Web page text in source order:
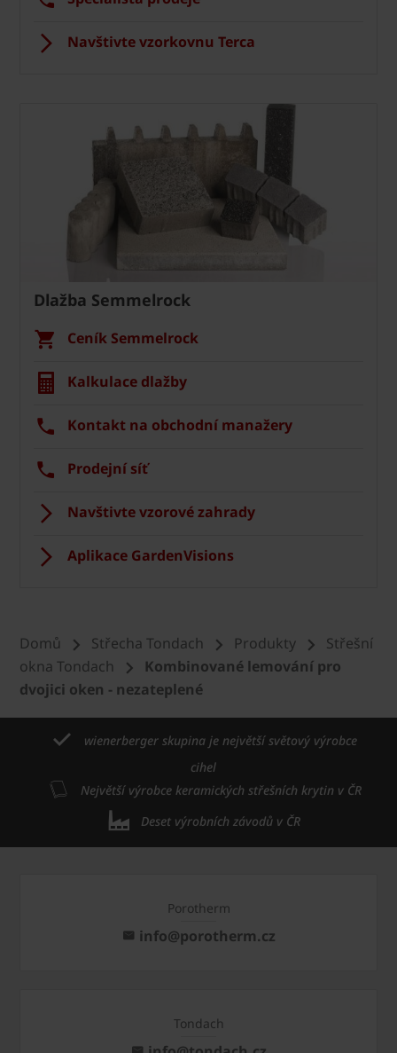
Navštivte vzorkovnu Terca
Dlažba Semmelrock
Ceník Semmelrock
Kalkulace dlažby
Kontakt na obchodní manažery
Prodejní síť
Navštivte vzorové zahrady
Aplikace GardenVisions
Domů Střecha Tondach Produkty
Střešní
okna Tondach
Kombinované lemování pro
dvojici oken - nezateplené
wienerberger skupina je největší světový výrobce
cihel
Největší výrobce keramických střešních krytin v ČR
Deset výrobních závodů v ČR
Porotherm
info@porotherm.cz
Tondach